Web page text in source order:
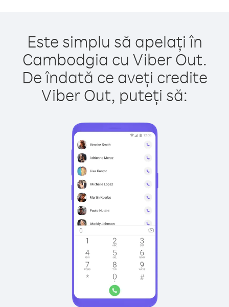
Este simplu să apelați în
Cambodgia cu Viber Out.
De îndată ce aveți credite
Viber Out, puteți să: